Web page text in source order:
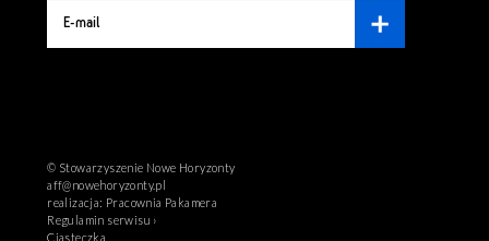
© Stowarzyszenie Nowe Horyzonty
aff@nowehoryzonty.pl
realizacja: Pracownia Pakamera
Regulamin serwisu ›
Ciasteczka